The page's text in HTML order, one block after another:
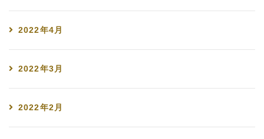
2022年4月
2022年3月
2022年2月